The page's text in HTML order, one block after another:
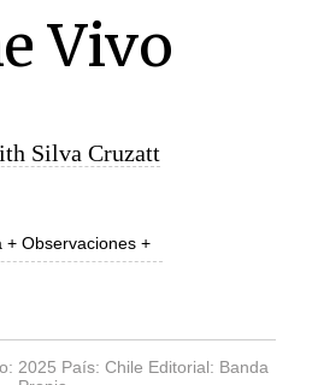
Vivo
Silva Cruzatt
+ Observaciones +
2025 País: Chile Editorial: Banda